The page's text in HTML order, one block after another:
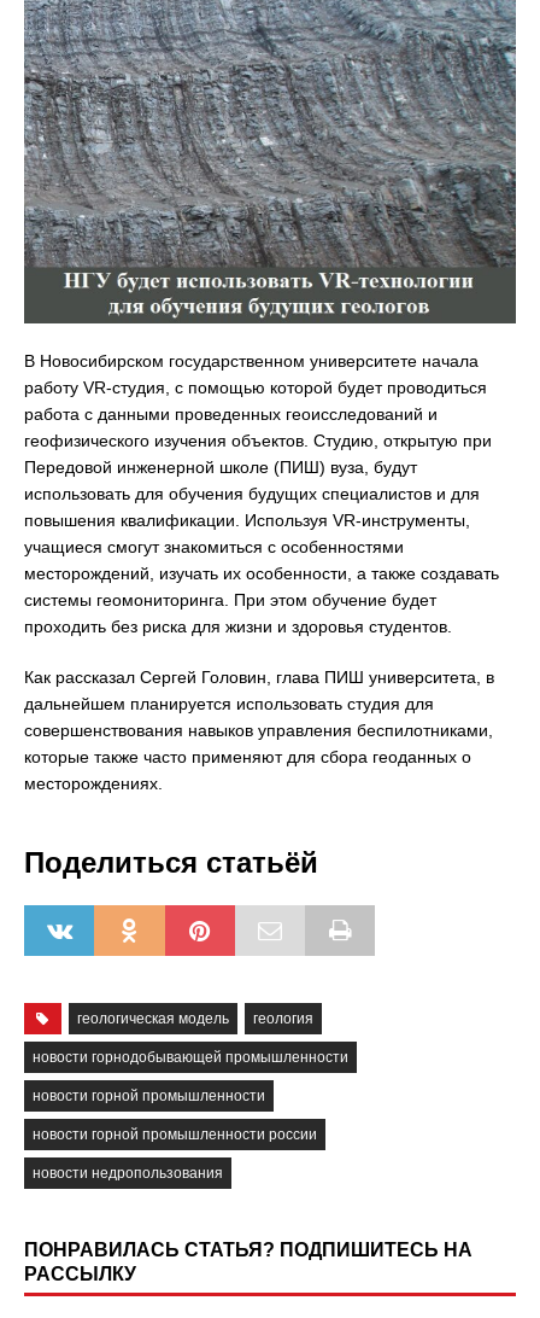
В Новосибирском государственном университете начала
работу VR-студия, с помощью которой будет проводиться
работа с данными проведенных геоисследований и
геофизического изучения объектов. Студию, открытую при
Передовой инженерной школе (ПИШ) вуза, будут
использовать для обучения будущих специалистов и для
повышения квалификации. Используя VR-инструменты,
учащиеся смогут знакомиться с особенностями
месторождений, изучать их особенности, а также создавать
системы геомониторинга. При этом обучение будет
проходить без риска для жизни и здоровья студентов.
Как рассказал Сергей Головин, глава ПИШ университета, в
дальнейшем планируется использовать студия для
совершенствования навыков управления беспилотниками,
которые также часто применяют для сбора геоданных о
месторождениях.
Поделиться статьёй
геологическая модель геология
новости горнодобывающей промышленности
новости горной промышленности
новости горной промышленности россии
новости недропользования
ПОНРАВИЛАСЬ СТАТЬЯ? ПОДПИШИТЕСЬ НА
РАССЫЛКУ